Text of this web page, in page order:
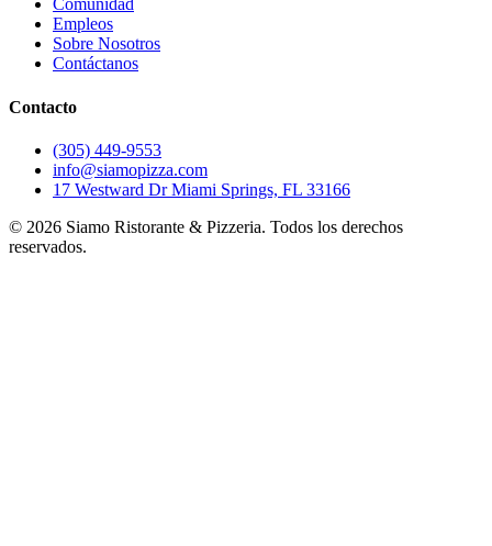
Comunidad
Empleos
Sobre Nosotros
Contáctanos
Contacto
(305) 449-9553
info@siamopizza.com
17 Westward Dr Miami Springs, FL 33166
© 2026 Siamo Ristorante & Pizzeria. Todos los derechos
reservados.